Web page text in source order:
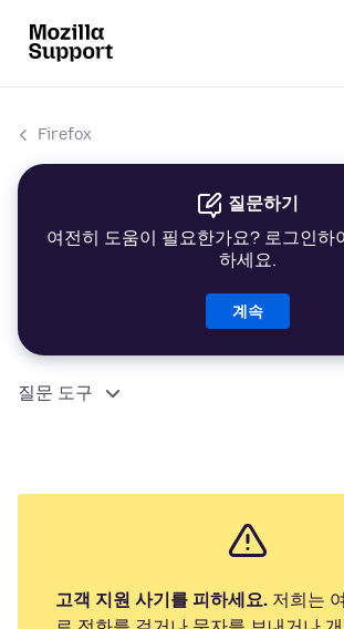
Firefox
질문하기
여전히 도움이 필요한가요? 로그인하
하세요.
계속
질문 도구
고객 지원 사기를 피하세요. 저희는